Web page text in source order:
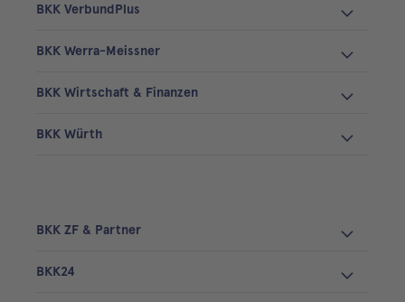
BKK VerbundPlus
BKK Werra-Meissner
BKK Wirtschaft & Finanzen
BKK Würth
BKK ZF & Partner
BKK24